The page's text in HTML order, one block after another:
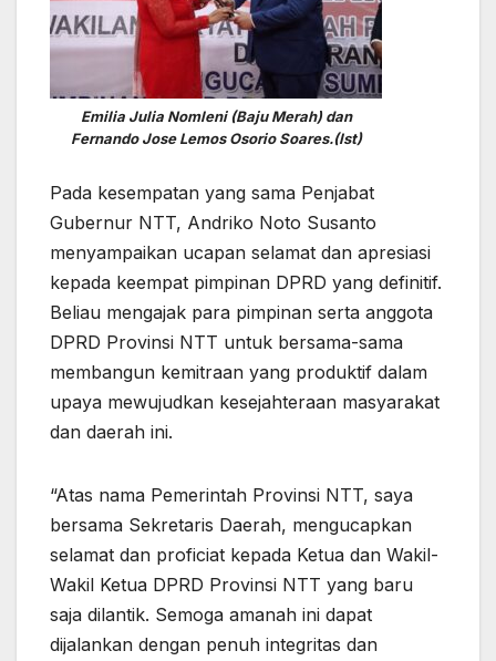
Emilia Julia Nomleni (Baju Merah) dan
Fernando Jose Lemos Osorio Soares.(Ist)
Pada kesempatan yang sama Penjabat
Gubernur NTT, Andriko Noto Susanto
menyampaikan ucapan selamat dan apresiasi
kepada keempat pimpinan DPRD yang definitif.
Beliau mengajak para pimpinan serta anggota
DPRD Provinsi NTT untuk bersama-sama
membangun kemitraan yang produktif dalam
upaya mewujudkan kesejahteraan masyarakat
dan daerah ini.
“Atas nama Pemerintah Provinsi NTT, saya
bersama Sekretaris Daerah, mengucapkan
selamat dan proficiat kepada Ketua dan Wakil-
Wakil Ketua DPRD Provinsi NTT yang baru
saja dilantik. Semoga amanah ini dapat
dijalankan dengan penuh integritas dan